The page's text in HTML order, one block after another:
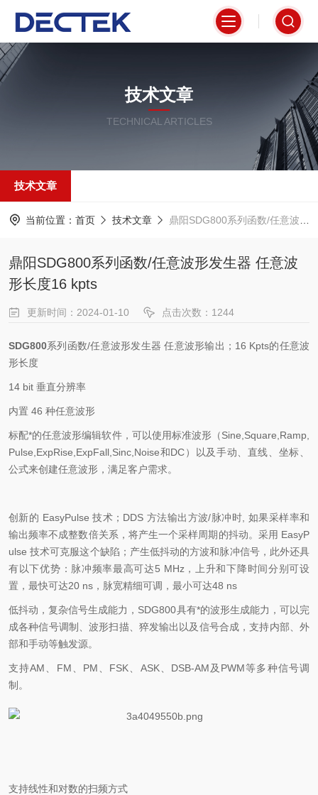
技术文章
TECHNICAL ARTICLES
技术文章
当前位置： 首页 技术文章 鼎阳SDG800系列函数/任意波形发生器 任意波形长度16 kpts
鼎阳SDG800系列函数/任意波形发生器 任意波
形长度16 kpts
更新时间：2024-01-10 点击次数：1244
SDG800系列函数/任意波形发生器 任意波形输出； 16 Kpts的任意波
形长度
14 bit 垂直分辨率
内置 46 种任意波形
标配*的任意波形编辑软件，可以使用标准波形（Sine,Square,Ramp,
Pulse,ExpRise,ExpFall,Sinc,Noise和DC）以及手动、直线、坐标、
公式来创建任意波形，满足客户需求。
创新的 EasyPulse技术； DDS 方法输出方波/脉冲时 如果采样率和
输出频率不成整数倍关系，将产生一个采样周期的抖动。采用 EasyP
ulse技术可克服这个缺陷；产生低抖动的方波和脉冲信号，此外还具
有以下优势： 脉冲频率最高可达5 MHz ，上升和下降时间分别可设
置，最快可达20 ns ，脉宽精细可调，最小可达48 ns
低抖动，复杂信号生成能力， SDG800具有*的波形生成能力，可以完
成各种信号调制、波形扫描、猝发输出以及信号合成，支持内部、外
部和手动等触发源。
支持AM FM PM FSK ASK、 DSB-AM及 PWM等多种信号调
制。
支持线性和对数的扫频方式